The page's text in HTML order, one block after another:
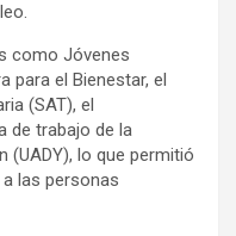
como Jóvenes
para el Bienestar, el
(SAT), el
de trabajo de la
(UADY), lo que permitió
las personas